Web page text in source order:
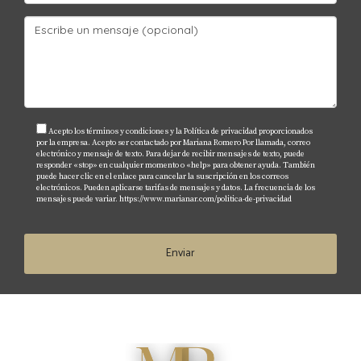
zona comparando propiedades similares para
alquilar o alquilarla directamente?
Comprar una propiedad puede ofrecerte mayor
control sobre tus ingresos pasivos a largo plazo; sin
embargo, alquilar puede ser menos riesgoso
inicialmente.
resultados financieros tras invertir?
gestionan adecuadamente su inversión.
Acepto los términos y condiciones y la Política de privacidad proporcionados
por la empresa. Acepto ser contactado por Mariana Romero Por llamada, correo
electrónico y mensaje de texto. Para dejar de recibir mensajes de texto, puede
responder «stop» en cualquier momento o «help» para obtener ayuda. También
puede hacer clic en el enlace para cancelar la suscripción en los correos
electrónicos. Pueden aplicarse tarifas de mensajes y datos. La frecuencia de los
mensajes puede variar. https://www.marianar.com/politica-de-privacidad
Enviar